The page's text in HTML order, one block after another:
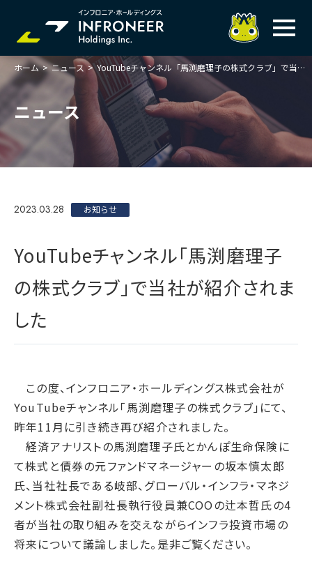
企業情報
トップメッセージ
岐べログ
事業紹介
Infroneer AtoZ
ITSUTSU-BOSHI（グループ報）
B.LEAGUE応援サイト
キャレたんと探究学習
IR情報
株主・投資家の皆様へ
業績ハイライト
決算説明会資料
IRニュースライブラリー
個人投資家の皆様へ
統合報告書
IR資料室
株主・株式情報
お問い合わせ
電子公告
サステナビリティ
トップメッセージ
価値創造プロセス
事業セグメント紹介
ビジネスモデルと競争優位性
イニシアチブへの賛同・
加盟/評価・認定
環境マネジメント
気候変動
循環経済
汚染防止
自然再興
生物多様性タイムライン
水の安全保障
コンプライアンスホットライン
各種ポリシー
腐敗防止ポリシー
情報セキュリティ方針
プライバシーポリシー
SNSポリシー
ディスクロージャーポリシー
用語集
ホーム > ニュース > YouTubeチャンネル「馬渕磨理子の株式クラブ」で当社が紹介されました
ニュース
2023.03.28 お知らせ
YouTubeチャンネル「馬渕磨理子
の株式クラブ」で当社が紹介されま
した
この度、インフロニア・ホールディングス株式会社が
YouTubeチャンネル「馬渕磨理子の株式クラブ」にて、
昨年11月に引き続き再び紹介されました。
経済アナリストの馬渕磨理子氏とかんぽ生命保険に
て株式と債券の元ファンドマネージャーの坂本慎太郎
氏、当社社長である岐部、グローバル・インフラ・マネジ
メント株式会社副社長執行役員兼COOの辻本哲氏の4
者が当社の取り組みを交えながらインフラ投資市場の
将来について議論しました。是非ご覧ください。